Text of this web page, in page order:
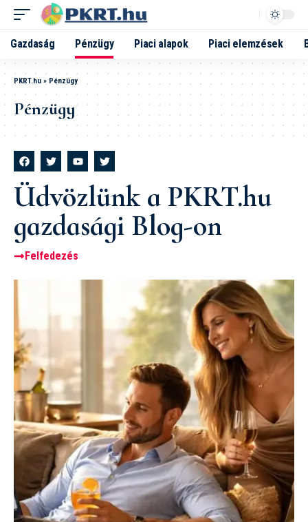
Gazdaság Pénzügy Piaci alapok Piaci elemzések
PKRT.hu » Pénzügy
Pénzügy
Üdvözlünk a PKRT.hu
gazdasági Blog-on
Felfedezés